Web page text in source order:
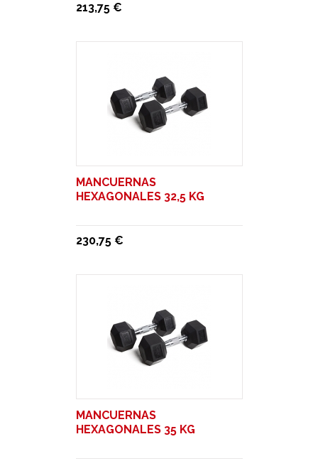
213,75 €
MANCUERNAS
HEXAGONALES 32,5 KG
230,75 €
MANCUERNAS
HEXAGONALES 35 KG